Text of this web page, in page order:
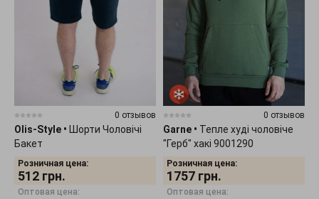
0 отзывов
Olis-Style •
Шорти Чоловічі
Бакет
Розничная цена:
512 грн.
Оптовая цена:
0 отзывов
Garne • Тепле худі чоловіче
"Герб" хакі 9001290
Розничная цена:
1757 грн.
Оптовая цена: